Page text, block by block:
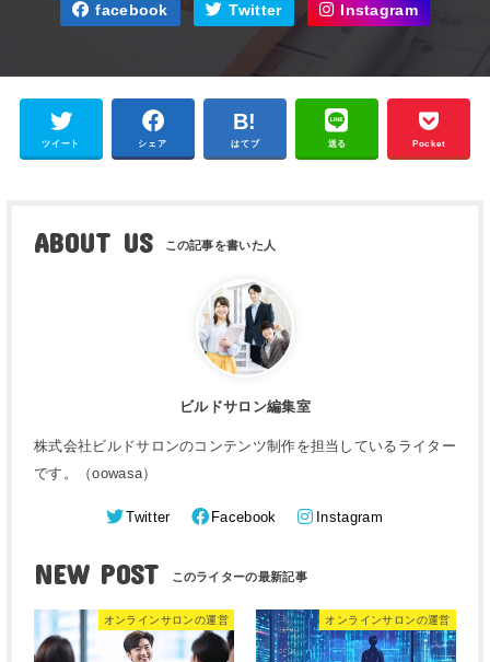
facebook Twitter Instagram
ツイート シェア はてブ 送る Pocket
ABOUT US
ビルドサロン編集室
株式会社ビルドサロンのコンテンツ制作を担当しているライター
です。（oowasa）
Twitter Facebook Instagram
NEW POST
オンラインサロンの運営 オンラインサロンの運営